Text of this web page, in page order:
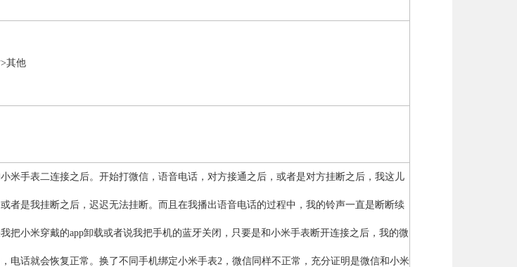
其他
米手表二连接之后。开始打微信，语音电话，对方接通之后，或者是对方挂断之后，我这儿
者是我挂断之后，迟迟无法挂断。而且在我播出语音电话的过程中，我的铃声一直是断断续
把小米穿戴的app卸载或者说我把手机的蓝牙关闭，只要是和小米手表断开连接之后，我的微
电话就会恢复正常。换了不同手机绑定小米手表2，微信同样不正常，充分证明是微信和小米